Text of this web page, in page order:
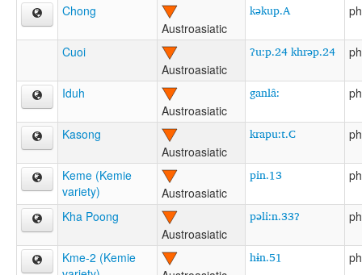
Chong
Austroasiatic
kəkup.A
Cuoi
Austroasiatic
ʔu:p.24 khrəp.24
Iduh
Austroasiatic
ganlâ:
Kasong
Austroasiatic
krapu:t.C
Keme (Kemie
variety)
Austroasiatic
pin.13
Kha Poong
Austroasiatic
pəli:n.33ʔ
Kme-2 (Kemie
hɨn.51